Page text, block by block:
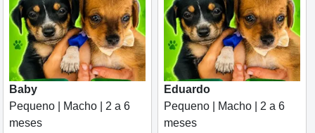
Baby
Pequeno | Macho | 2 a 6
meses
Eduardo
Pequeno | Macho | 2 a 6
meses